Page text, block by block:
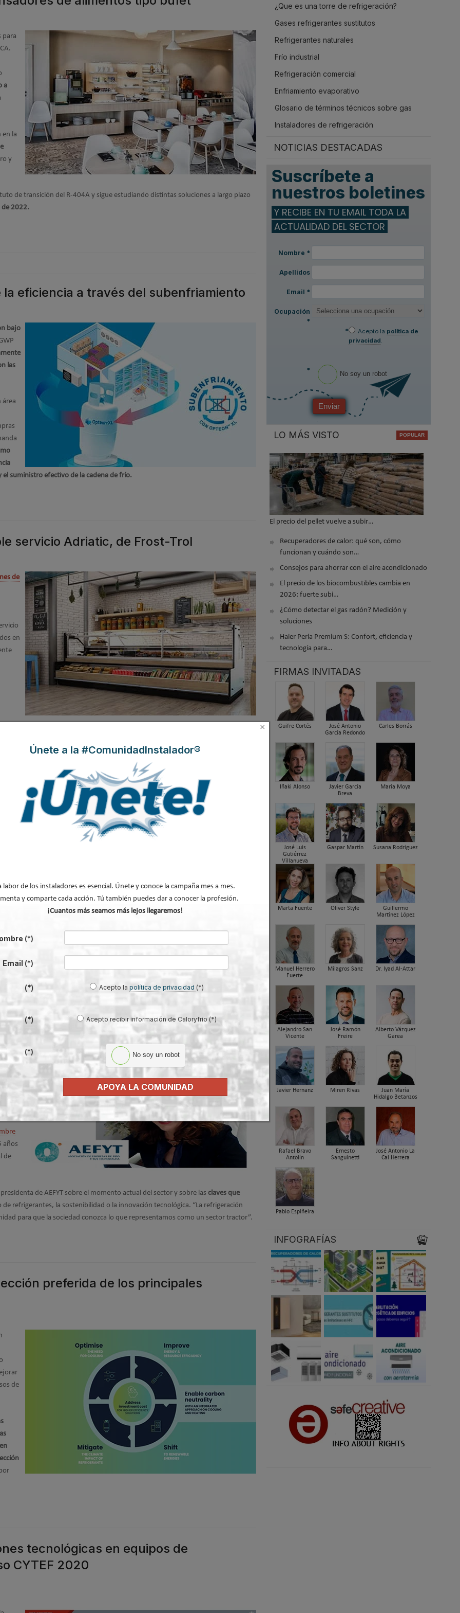
para
a
en la
y
de transición del R-404A y sigue estudiando distintas soluciones a largo plazo
de 2022.
eficiencia a través del subenfriamiento
bajo
las
área
suministro efectivo de la cadena de frío.
servicio Adriatic, de Frost-Trol
de
en
indirecta en bucle de agua de
en paralelo para la evacuación del calor de condensación hacia el exterior.
frío y la refrigeración en 2021, por
el
años
de
de AEFYT sobre el momento actual del sector y sobre las claves que
refrigerantes, la sostenibilidad o la innovación tecnológica. “La refrigeración
para que la sociedad conozca lo que representamos como un sector tractor”.
preferida de los principales
de
tecnológicas en equipos de
CYTEF 2020
¿Que es una torre de refrigeración?
Gases refrigerantes sustitutos
Refrigerantes naturales
Frío industrial
Refrigeración comercial
Enfriamiento evaporativo
Glosario de términos técnicos sobre gas
Instaladores de refrigeración
NOTICIAS DESTACADAS
Suscríbete a
nuestros boletines
Y RECIBE EN TU EMAIL TODA LA
ACTUALIDAD DEL SECTOR
Nombre *
Apellidos
Email *
Ocupación
*
*
Acepto la política de
privacidad.
* No soy un robot
Enviar
LO MÁS VISTO
El precio del pellet vuelve a subir…
Recuperadores de calor: qué son, cómo
funcionan y cuándo son…
Consejos para ahorrar con el aire acondicionado
El precio de los biocombustibles cambia en
2026: fuerte subi…
¿Cómo detectar el gas radón? Medición y
soluciones
Haier Perla Premium S: Confort, eficiencia y
tecnología para…
FIRMAS INVITADAS
Guifre Cortés
José Antonio
García Redondo
Carles Borrás
Iñaki Alonso
Javier García
Breva
María Moya
José Luis
Gutiérrez
Villanueva
Gaspar Martín Susana Rodriguez
Marta Fuente Oliver Style
Guillermo
Martínez López
Manuel Herrero
Fuerte
Milagros Sanz Dr. Iyad Al-Attar
Alejandro San
Vicente
José Ramón
Freire
Alberto Vázquez
Garea
Javier Hernanz Miren Rivas
Juan María
Hidalgo Betanzos
Rafael Bravo
Antolín
Ernesto
Sanguinetti
José Antonio La
Cal Herrera
Pablo Espiñeira
INFOGRAFÍAS
×
Únete a la #ComunidadInstalador®
labor de los instaladores es esencial. Únete y conoce la campaña mes a mes.
y comparte cada acción. Tú también puedes dar a conocer la profesión.
¡Cuantos más seamos más lejos llegaremos!
(*)
Email (*)
(*) Acepto lapolítica de privacidad (*)
(*) Acepto recibir información de Caloryfrio (*)
(*) No soy un robot
APOYA LA COMUNIDAD